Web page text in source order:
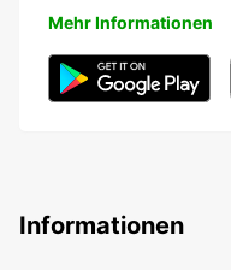
Mehr Informationen
Informationen